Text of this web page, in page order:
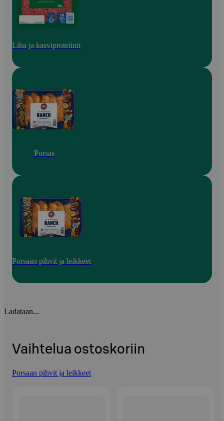
Liha ja kasviproteiinit
Porsas
Porsaan pihvit ja leikkeet
Ladataan...
Vaihtelua ostoskoriin
Porsaan pihvit ja leikkeet